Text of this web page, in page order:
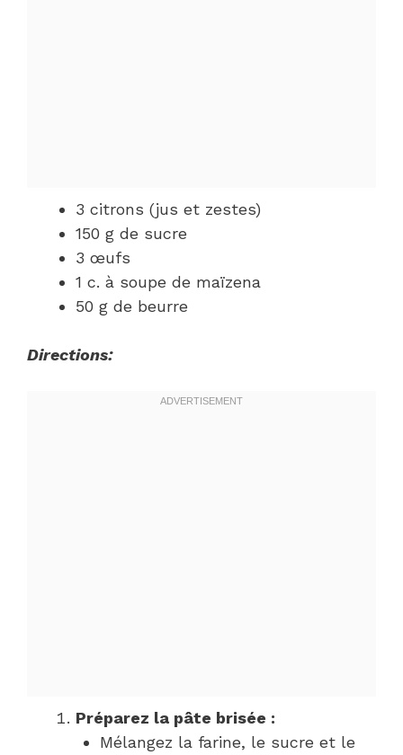
3 citrons (jus et zestes)
150 g de sucre
3 œufs
1 c. à soupe de maïzena
50 g de beurre
Directions:
Préparez la pâte brisée :
Mélangez la farine, le sucre et le